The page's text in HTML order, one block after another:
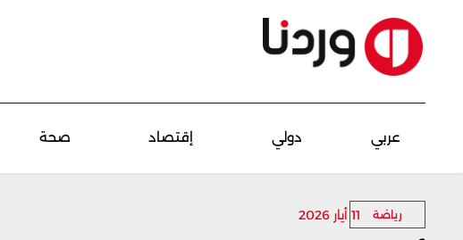
عربي دولي إقتصاد صحة
رياضة 11 أيار 2026